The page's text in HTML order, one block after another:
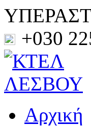
+030
Αρχική